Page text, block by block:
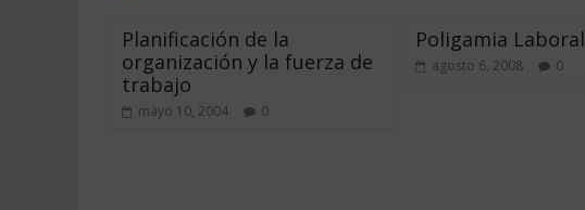
Planificación de la
organización y la fuerza de
trabajo
mayo 10, 2004 0
Poligamia Laboral
agosto 6, 2008 0